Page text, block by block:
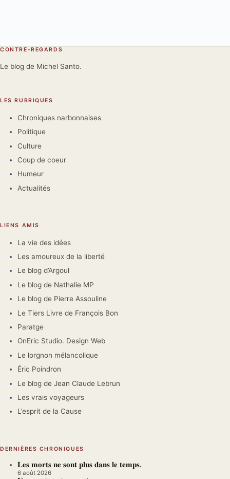
CONTRE-REGARDS
Le blog de Michel Santo.
LES RUBRIQUES
Chroniques narbonnaises
Politique
Culture
Coup de coeur
Humeur
Actualités
LIENS AMIS
La vie des idées
Les amoureux de la liberté
Le blog d’Argoul
Le blog de Nathalie MP
Le blog de Pierre Assouline
Le Tiers Livre de François Bon
Paratge
OnEric Studio. Design Web
Le lorgnon mélancolique
Éric Poindron
Le blog de Jean Claude Lebrun
Les vrais voyageurs
L’esprit de la Cause
DERNIÈRES CHRONIQUES
𝐋𝐞𝐬 𝐦𝐨𝐫𝐭𝐬 𝐧𝐞 𝐬𝐨𝐧𝐭 𝐩𝐥𝐮𝐬 𝐝𝐚𝐧𝐬 𝐥𝐞 𝐭𝐞𝐦𝐩𝐬.
6 août 2026